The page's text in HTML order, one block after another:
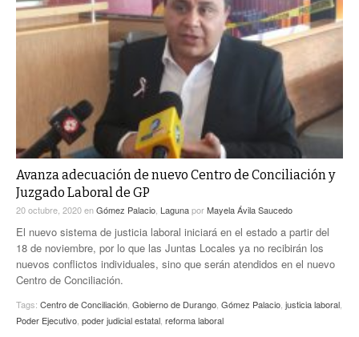
Avanza adecuación de nuevo Centro de Conciliación y
Juzgado Laboral de GP
20 octubre, 2020enGómez Palacio LagunaporMayela Ávila Saucedo
El nuevo sistema de justicia laboral iniciará en el estado a partir del
18 de noviembre, por lo que las Juntas Locales ya no recibirán los
nuevos conflictos individuales, sino que serán atendidos en el nuevo
Centro de Conciliación.
Tags: Centro de Conciliación Gobierno de Durango Gómez Palacio justicia laboral
Poder Ejecutivo poder judicial estatal reforma laboral